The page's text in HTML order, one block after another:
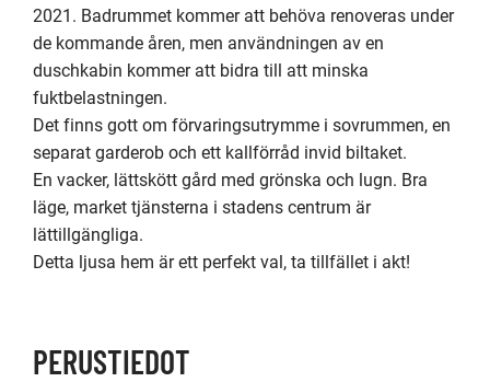
2021. Badrummet kommer att behöva renoveras under
de kommande åren, men användningen av en
duschkabin kommer att bidra till att minska
fuktbelastningen.
Det finns gott om förvaringsutrymme i sovrummen, en
separat garderob och ett kallförråd invid biltaket.
En vacker, lättskött gård med grönska och lugn. Bra
läge, market tjänsterna i stadens centrum är
lättillgängliga.
Detta ljusa hem är ett perfekt val, ta tillfället i akt!
PERUSTIEDOT